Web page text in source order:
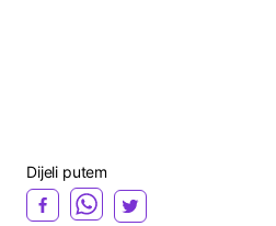
Dijeli putem